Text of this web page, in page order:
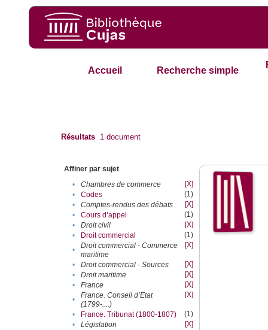
Accueil Recherche simple
Résultats 1 document
Affiner par sujet
•
Chambres de commerce
[X]
•
Codes
(1)
•
Comptes-rendus des débats
[X]
•
Cours d’appel
(1)
•
Droit civil
[X]
•
Droit commercial
(1)
•
Droit commercial - Commerce
maritime
[X]
• Droit commercial - Sources
[X]
•
Droit maritime
[X]
•
France
[X]
•
France. Conseil d’Etat
(1799-....)
[X]
• France. Tribunat (1800-1807)
(1)
•
Législation
[X]